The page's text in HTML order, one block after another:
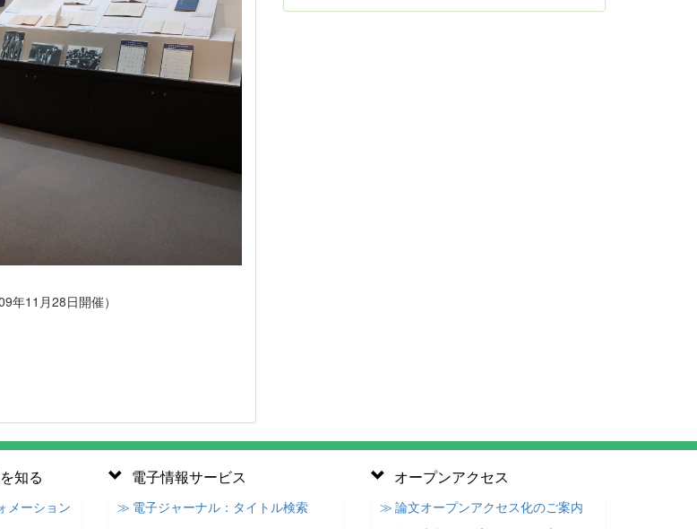
年11月28日開催）
知る
メーション
電子情報サービス
≫ 電子ジャーナル：タイトル検索
オープンアクセス
≫ 論文オープンアクセス化のご案内